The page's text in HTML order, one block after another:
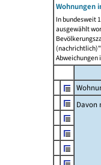
Wohnungen
In bundesweit
ausgewählt
Abweichungen
Davon